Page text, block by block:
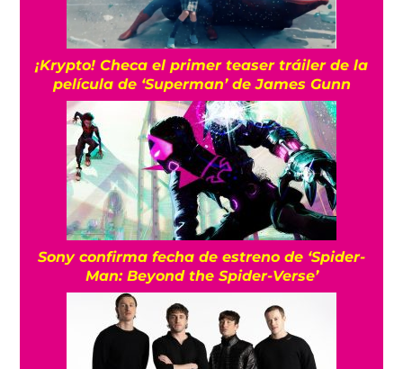
¡Krypto! Checa el primer teaser tráiler de la
película de ‘Superman’ de James Gunn
Sony confirma fecha de estreno de ‘Spider-
Man: Beyond the Spider-Verse’